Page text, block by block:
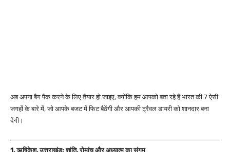
अब अपना बैग पैक करने के लिए तैयार हो जाइए, क्योंकि हम आपको बता रहे हैं भारत की 7 ऐसी
जगहों के बारे में, जो आपके बजट में फिट बैठेंगी और आपकी ट्रैवल डायरी को शानदार बना
देंगी।
1. ऋषिकेश, उत्तराखंड: शांति, रोमांच और अध्यात्म का संगम